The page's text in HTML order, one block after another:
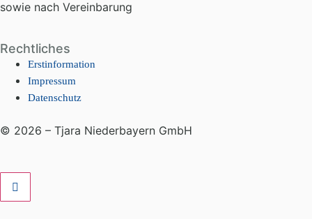
sowie nach Vereinbarung
Rechtliches
Erstinformation
Impressum
Datenschutz
© 2026 – Tjara Niederbayern GmbH